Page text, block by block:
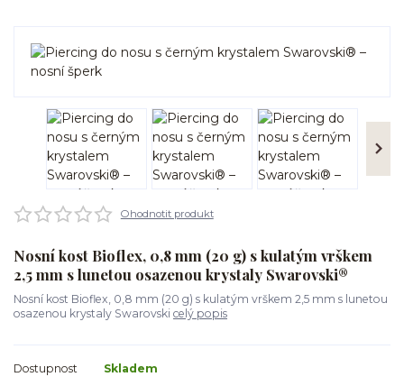
Ohodnotit produkt
Nosní kost Bioflex, 0,8 mm (20 g) s kulatým vrškem
2,5 mm s lunetou osazenou krystaly Swarovski®
Nosní kost Bioflex, 0,8 mm (20 g) s kulatým vrškem 2,5 mm s lunetou
osazenou krystaly Swarovski celý popis
Dostupnost
Skladem